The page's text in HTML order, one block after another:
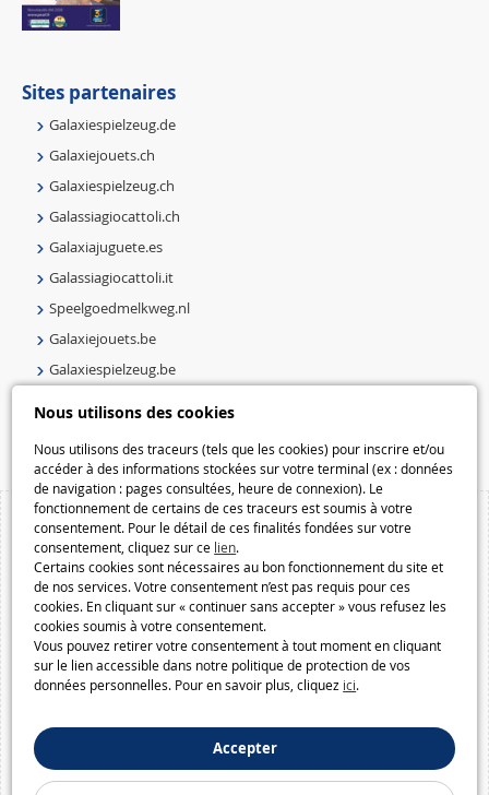
Nous utilisons des cookies
Nous utilisons des traceurs (tels que les cookies) pour inscrire et/ou
accéder à des informations stockées sur votre terminal (ex : données
de navigation : pages consultées, heure de connexion). Le
fonctionnement de certains de ces traceurs est soumis à votre
consentement. Pour le détail de ces finalités fondées sur votre
consentement, cliquez sur ce lien.
Certains cookies sont nécessaires au bon fonctionnement du site et
de nos services. Votre consentement n’est pas requis pour ces
cookies. En cliquant sur « continuer sans accepter » vous refusez les
cookies soumis à votre consentement.
Vous pouvez retirer votre consentement à tout moment en cliquant
sur le lien accessible dans notre politique de protection de vos
données personnelles. Pour en savoir plus, cliquez ici.
Accepter
Sites partenaires
Galaxiespielzeug.de
Galaxiejouets.ch
Galaxiespielzeug.ch
Galassiagiocattoli.ch
Galaxiajuguete.es
Galassiagiocattoli.it
Speelgoedmelkweg.nl
Galaxiejouets.be
Galaxiespielzeug.be